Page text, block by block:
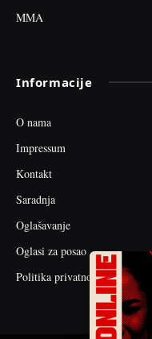
MMA
Informacije
O nama
Impressum
Kontakt
Saradnja
Oglašavanje
Oglasi za posao
Politika privatnosti